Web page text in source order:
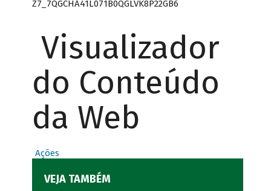
Z7_7QGCHA41L071B0QGLVK8P22GB6
Visualizador
do Conteúdo
da Web
Ações
VEJA TAMBÉM